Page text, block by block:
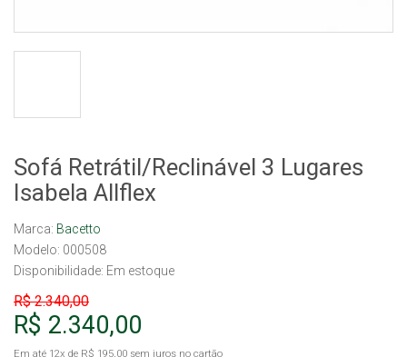
Sofá Retrátil/Reclinável 3 Lugares
Isabela Allflex
Marca: Bacetto
Modelo: 000508
Disponibilidade: Em estoque
R$ 2.340,00
R$ 2.340,00
Em até 12x de R$ 195,00 sem juros no cartão